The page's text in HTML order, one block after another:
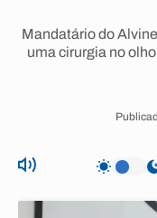
Mandatário do
uma cirurgia no